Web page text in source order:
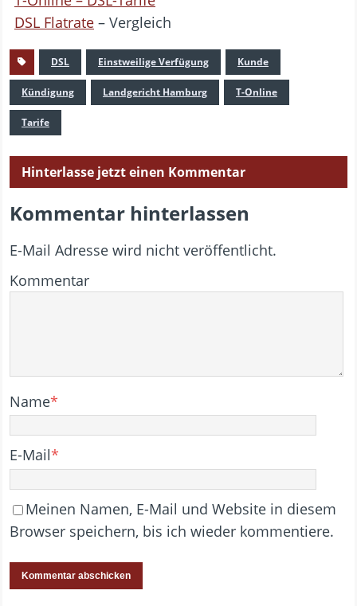
DSL Flatrate – Vergleich
DSL Einstweilige Verfügung Kunde
Kündigung Landgericht Hamburg T-Online
Tarife
Hinterlasse jetzt einen Kommentar
Kommentar hinterlassen
E-Mail Adresse wird nicht veröffentlicht.
Kommentar
Name*
E-Mail*
Meinen Namen, E-Mail und Website in diesem
Browser speichern, bis ich wieder kommentiere.